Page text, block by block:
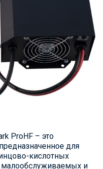
ProHF – это
для
кислотных
малообслуживаемых и